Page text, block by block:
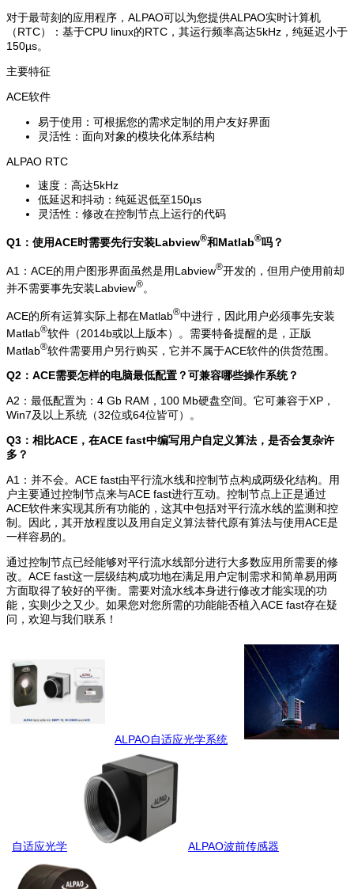
对于最苛刻的应用程序，ALPAO可以为您提供ALPAO实时计算机
（RTC）：基于CPU linux的RTC，其运行频率高达5kHz，纯延迟小于
150µs。
主要特征
ACE软件
易于使用：可根据您的需求定制的用户友好界面
灵活性：面向对象的模块化体系结构
ALPAO RTC
速度：高达5kHz
低延迟和抖动：纯延迟低至150µs
灵活性：修改在控制节点上运行的代码
Q1：使用ACE时需要先行安装Labview®和Matlab®吗？
A1：ACE的用户图形界面虽然是用Labview®开发的，但用户使用前却
并不需要事先安装Labview®。
ACE的所有运算实际上都在Matlab®中进行，因此用户必须事先安装
Matlab®软件（2014b或以上版本）。需要特备提醒的是，正版
Matlab®软件需要用户另行购买，它并不属于ACE软件的供货范围。
Q2：ACE需要怎样的电脑最低配置？可兼容哪些操作系统？
A2：最低配置为：4 Gb RAM，100 Mb硬盘空间。它可兼容于XP，
Win7及以上系统（32位或64位皆可）。
Q3：相比ACE，在ACE fast中编写用户自定义算法，是否会复杂许
多？
A1：并不会。ACE fast由平行流水线和控制节点构成两级化结构。用
户主要通过控制节点来与ACE fast进行互动。控制节点上正是通过
ACE软件来实现其所有功能的，这其中包括对平行流水线的监测和控
制。因此，其开放程度以及用自定义算法替代原有算法与使用ACE是
一样容易的。
通过控制节点已经能够对平行流水线部分进行大多数应用所需要的修
改。ACE fast这一层级结构成功地在满足用户定制需求和简单易用两
方面取得了较好的平衡。需要对流水线本身进行修改才能实现的功
能，实则少之又少。如果您对您所需的功能能否植入ACE fast存在疑
问，欢迎与我们联系！
ALPAO自适应光学系统
自适应光学 ALPAO波前传感器